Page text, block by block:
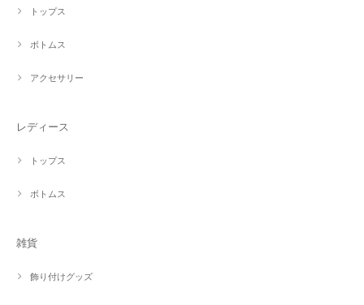
トップス
ボトムス
アクセサリー
レディース
トップス
ボトムス
雑貨
飾り付けグッズ